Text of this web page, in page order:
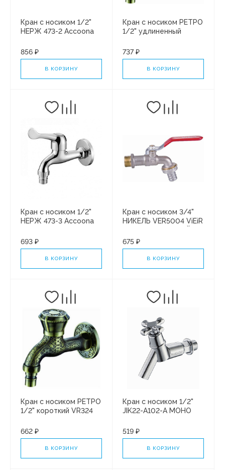
Кран с носиком 1/2"
НЕРЖ 473-2 Accoona
856 ₽
В КОРЗИНУ
Кран с носиком РЕТРО
1/2" удлиненный
737 ₽
В КОРЗИНУ
Кран с носиком 1/2"
НЕРЖ 473-3 Accoona
693 ₽
В КОРЗИНУ
Кран с носиком 3/4"
НИКЕЛЬ VER5004 ViEiR
675 ₽
В КОРЗИНУ
Кран с носиком РЕТРО
1/2" короткий VR324
662 ₽
В КОРЗИНУ
Кран с носиком 1/2"
JIK22-A102-A МОНО
519 ₽
В КОРЗИНУ